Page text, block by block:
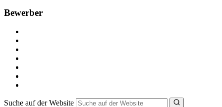
Bewerber
Suche auf der Website